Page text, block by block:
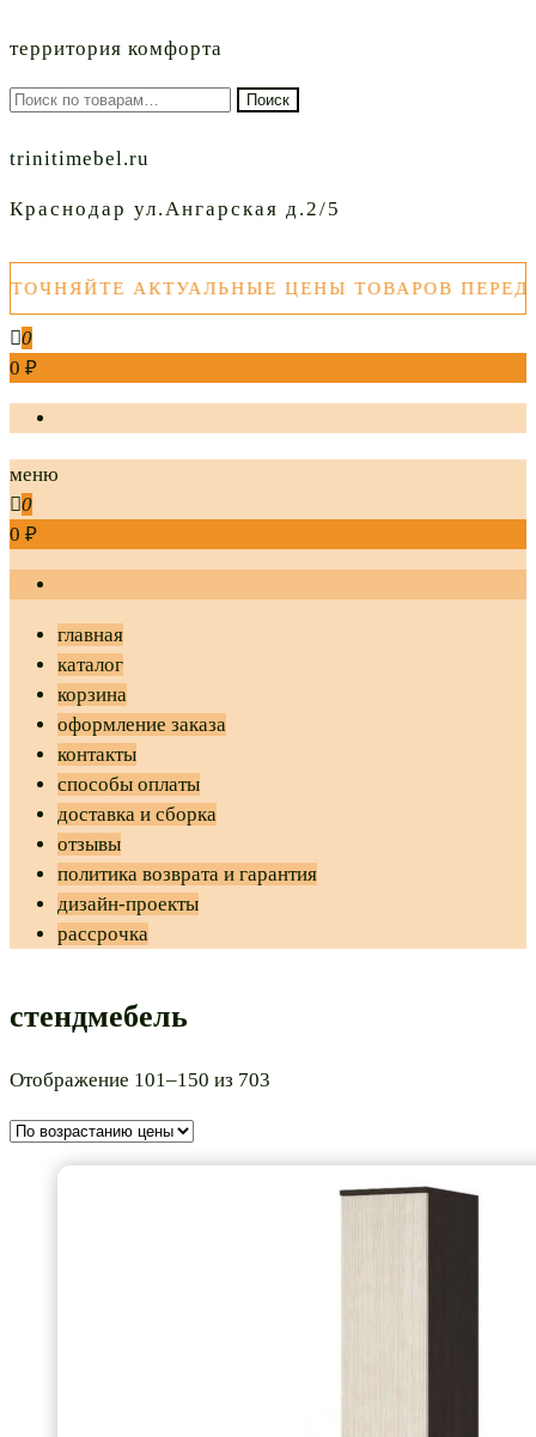
территория комфорта
Искать: Поиск
trinitimebel.ru
Краснодар ул.Ангарская д.2/5
АКТУАЛЬНЫЕ ЦЕНЫ ТОВАРОВ ПЕРЕД
0
0 ₽
меню
0
0 ₽
главная
каталог
корзина
оформление заказа
контакты
способы оплаты
доставка и сборка
отзывы
политика возврата и гарантия
дизайн-проекты
рассрочка
стендмебель
Отображение 101–150 из 703